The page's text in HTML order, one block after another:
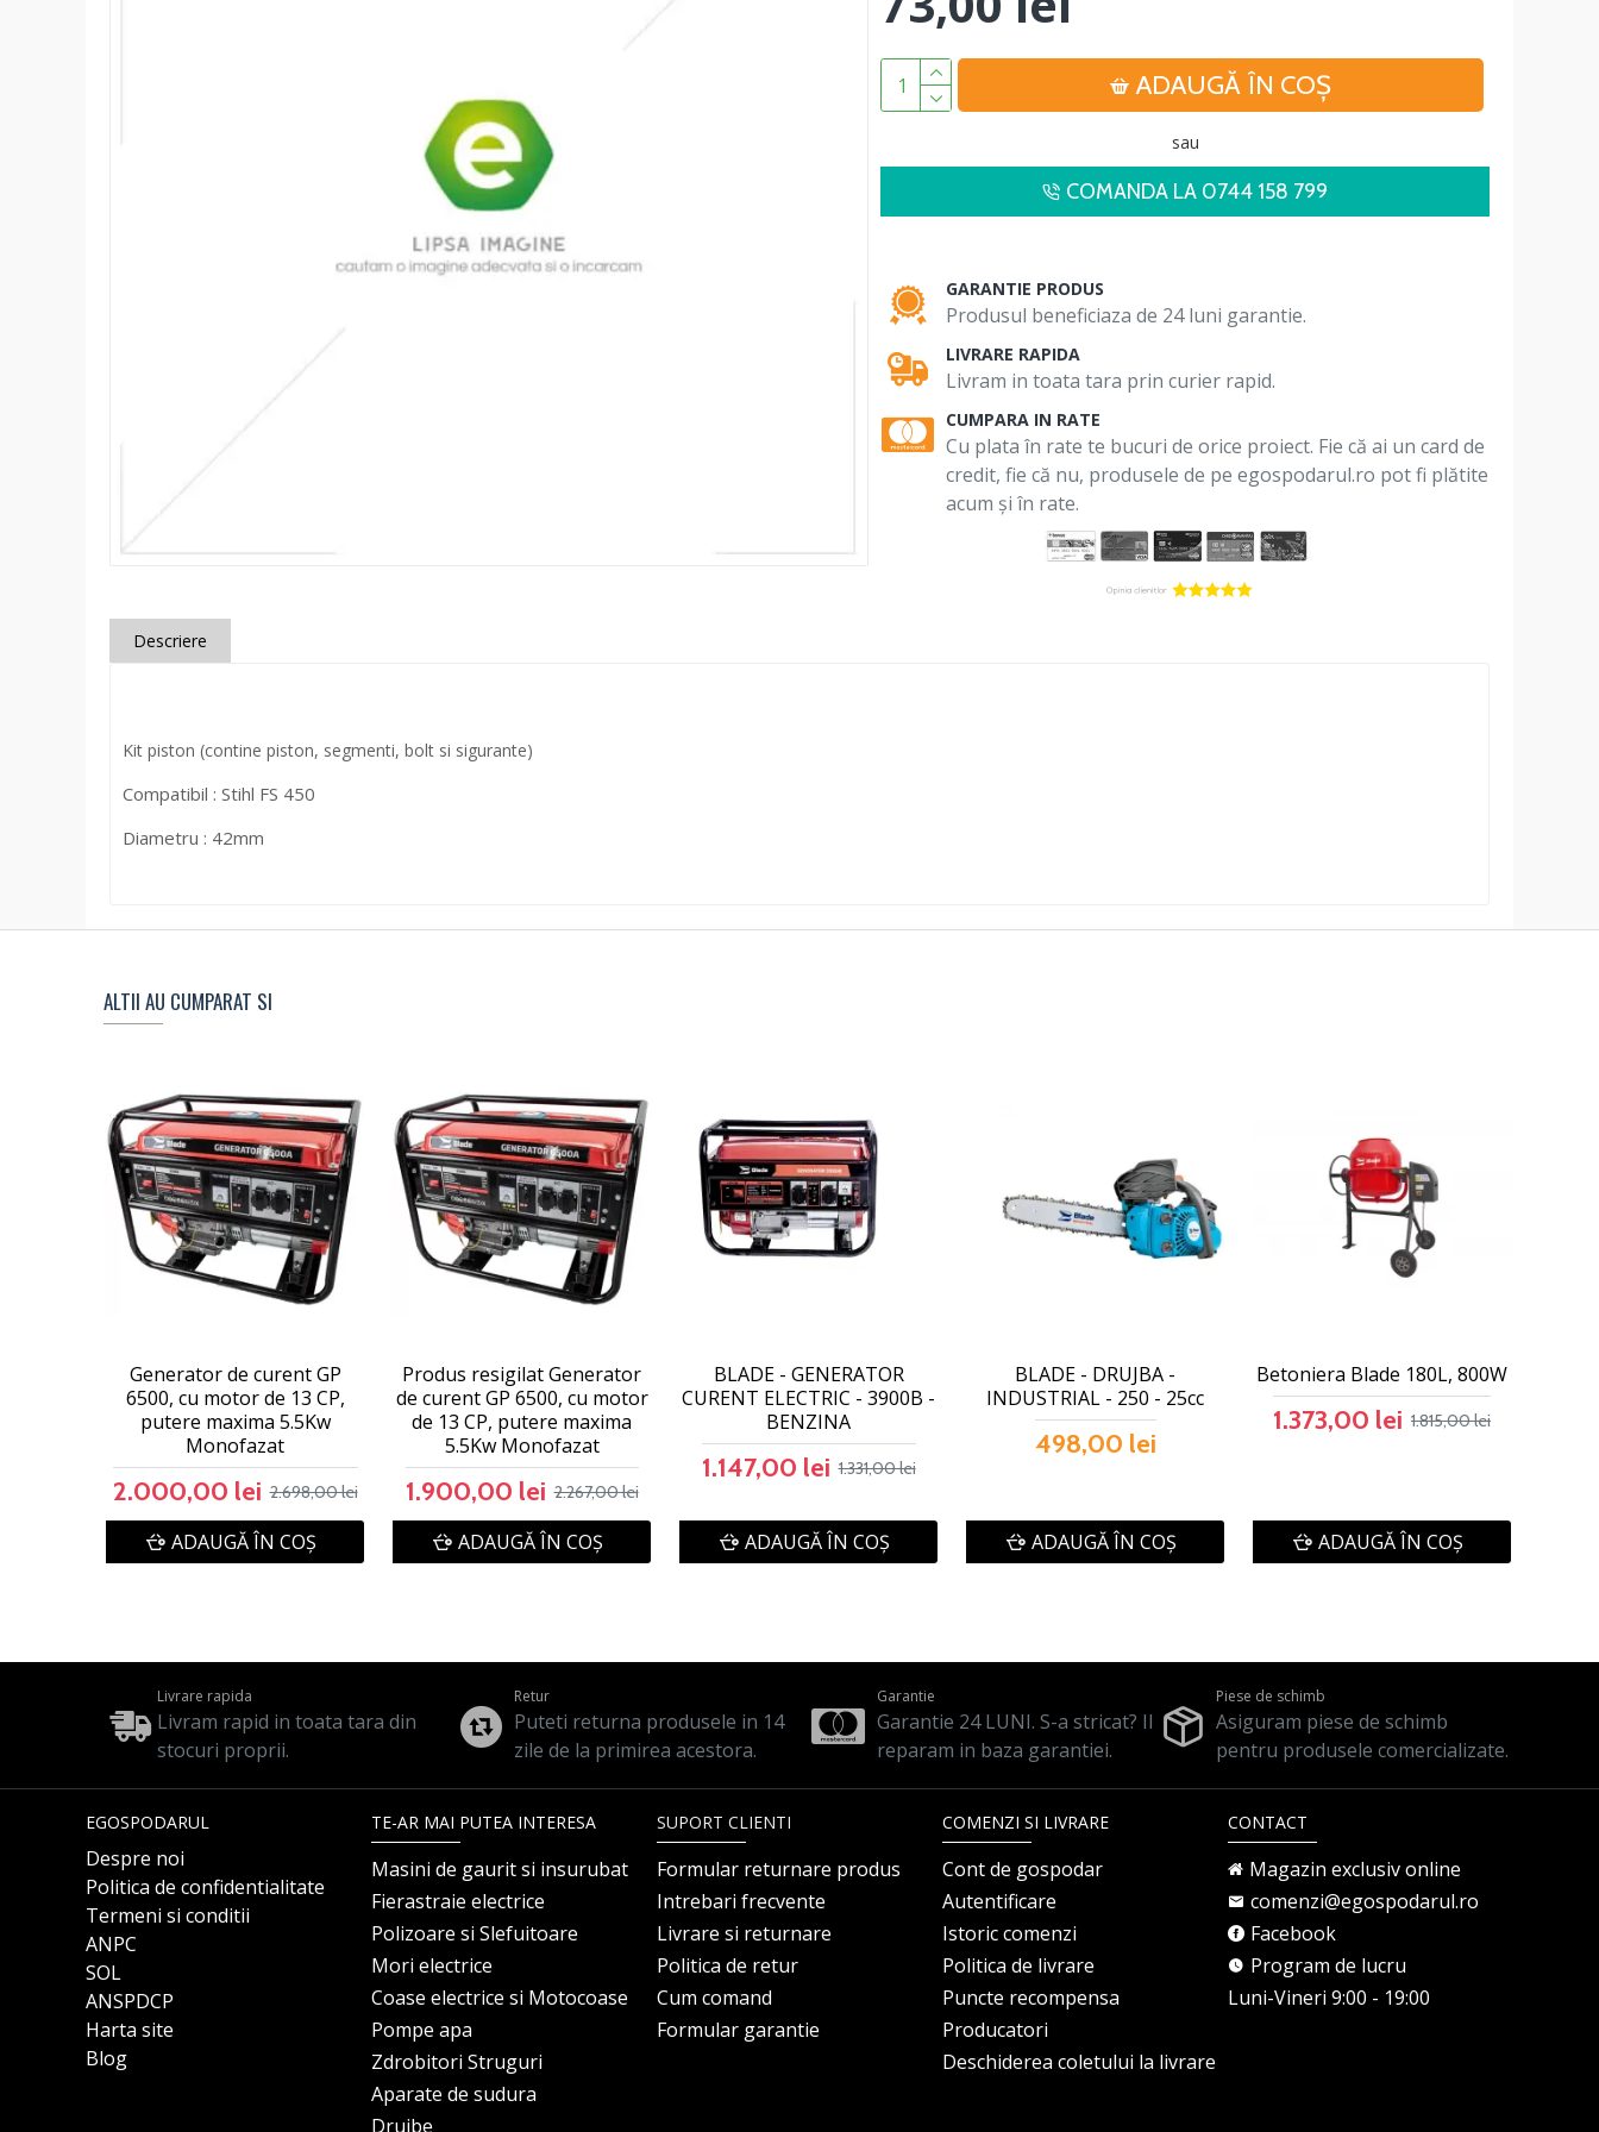
ADAUGĂ ÎN COŞ
sau
COMANDA LA 0744 158 799
GARANTIE PRODUS
Produsul beneficiaza de 24 luni garantie.
LIVRARE RAPIDA
Livram in toata tara prin curier rapid.
CUMPARA IN RATE
Cu plata în rate te bucuri de orice proiect. Fie că ai un card de
credit, fie că nu, produsele de pe egospodarul.ro pot fi plătite
acum și în rate.
Descriere
Kit piston (contine piston, segmenti, bolt si sigurante)
Compatibil : Stihl FS 450
Diametru : 42mm
ALTII AU CUMPARAT SI
Generator de curent GP
6500, cu motor de 13 CP,
putere maxima 5.5Kw
Monofazat
2.000,00 lei 2.698,00 lei
ADAUGĂ ÎN COŞ
Produs resigilat Generator
de curent GP 6500, cu motor
de 13 CP, putere maxima
5.5Kw Monofazat
1.900,00 lei 2.267,00 lei
ADAUGĂ ÎN COŞ
BLADE - GENERATOR
CURENT ELECTRIC - 3900B -
BENZINA
1.147,00 lei 1.331,00 lei
ADAUGĂ ÎN COŞ
BLADE - DRUJBA -
INDUSTRIAL - 250 - 25cc
498,00 lei
ADAUGĂ ÎN COŞ
Betoniera Blade 180L, 800W
1.373,00 lei 1.815,00 lei
ADAUGĂ ÎN COŞ
Livrare rapida
Livram rapid in toata tara din
stocuri proprii.
Retur
Puteti returna produsele in 14
zile de la primirea acestora.
Garantie
Garantie 24 LUNI. S-a stricat? Il
reparam in baza garantiei.
Piese de schimb
Asiguram piese de schimb
pentru produsele comercializate.
EGOSPODARUL
Despre noi
Politica de confidentialitate
Termeni si conditii
ANPC
SOL
ANSPDCP
Harta site
Blog
TE-AR MAI PUTEA INTERESA
Masini de gaurit si insurubat
Fierastraie electrice
Polizoare si Slefuitoare
Mori electrice
Coase electrice si Motocoase
Pompe apa
Zdrobitori Struguri
Aparate de sudura
Drujbe
SUPORT CLIENTI
Formular returnare produs
Intrebari frecvente
Livrare si returnare
Politica de retur
Cum comand
Formular garantie
COMENZI SI LIVRARE
Cont de gospodar
Autentificare
Istoric comenzi
Politica de livrare
Puncte recompensa
Producatori
Deschiderea coletului la livrare
CONTACT
Magazin exclusiv online
comenzi@egospodarul.ro
Facebook
Program de lucru
Luni-Vineri 9:00 - 19:00